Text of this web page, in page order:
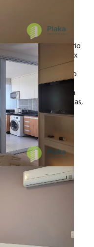
de área útil
de casal, TV, armário
Banheiro com box
nicho com mesa e
e logo na entrada do
nas laterais e
e cozinha americana
frigo-bar, microondas,
varal retrátil e
envidraçada e
de garagem.